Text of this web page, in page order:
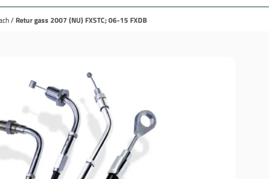
/ Retur gass 2007 (NU) FXSTC; 06-15 FXDB